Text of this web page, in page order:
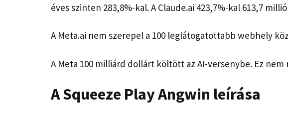
éves szinten 283,8%-kal. A Claude.ai 423,7%-kal 613,7
A Meta.ai nem szerepel a 100 leglátogatottabb webhely
A Meta 100 milliárd dollárt költött az AI-versenybe. Ez nem
A Squeeze Play Angwin leírása